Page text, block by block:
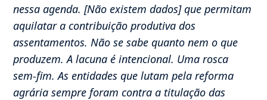
nessa agenda. [Não existem dados] que permitam
aquilatar a contribuição produtiva dos
assentamentos. Não se sabe quanto nem o que
produzem. A lacuna é intencional. Uma rosca
sem-fim. As entidades que lutam pela reforma
agrária sempre foram contra a titulação das